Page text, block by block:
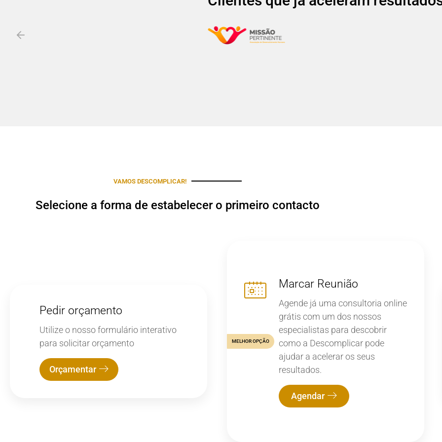
VAMOS DESCOMPLICAR!
Selecione a forma de estabelecer o primeiro contacto
Pedir orçamento
Utilize o nosso formulário interativo
para solicitar orçamento
Orçamentar
Marcar Reunião
Agende já uma consultoria online
grátis com um dos nossos
especialistas para descobrir
como a Descomplicar pode
ajudar a acelerar os seus
resultados.
Agendar
MELHOR OPÇÃO